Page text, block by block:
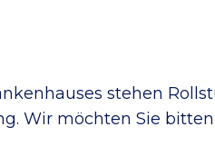
stehen
Wir möchten Sie